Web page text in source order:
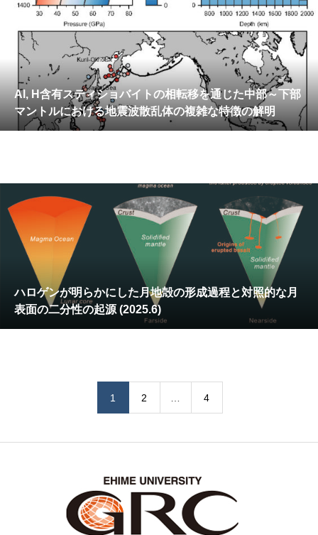
Al, H含有スティショバイトの相転移を通じた中部～下部
マントルにおける地震波散乱体の複雑な特徴の解明
ハロゲンが明らかにした月地殻の形成過程と対照的な月
表面の二分性の起源 (2025.6)
1 2 4